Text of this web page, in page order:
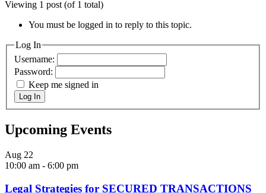
Viewing 1 post (of 1 total)
You must be logged in to reply to this topic.
Log In
Username:
Password:
Keep me signed in
Log In
Upcoming Events
Aug 22
10:00 am - 6:00 pm
Legal Strategies for SECURED TRANSACTIONS